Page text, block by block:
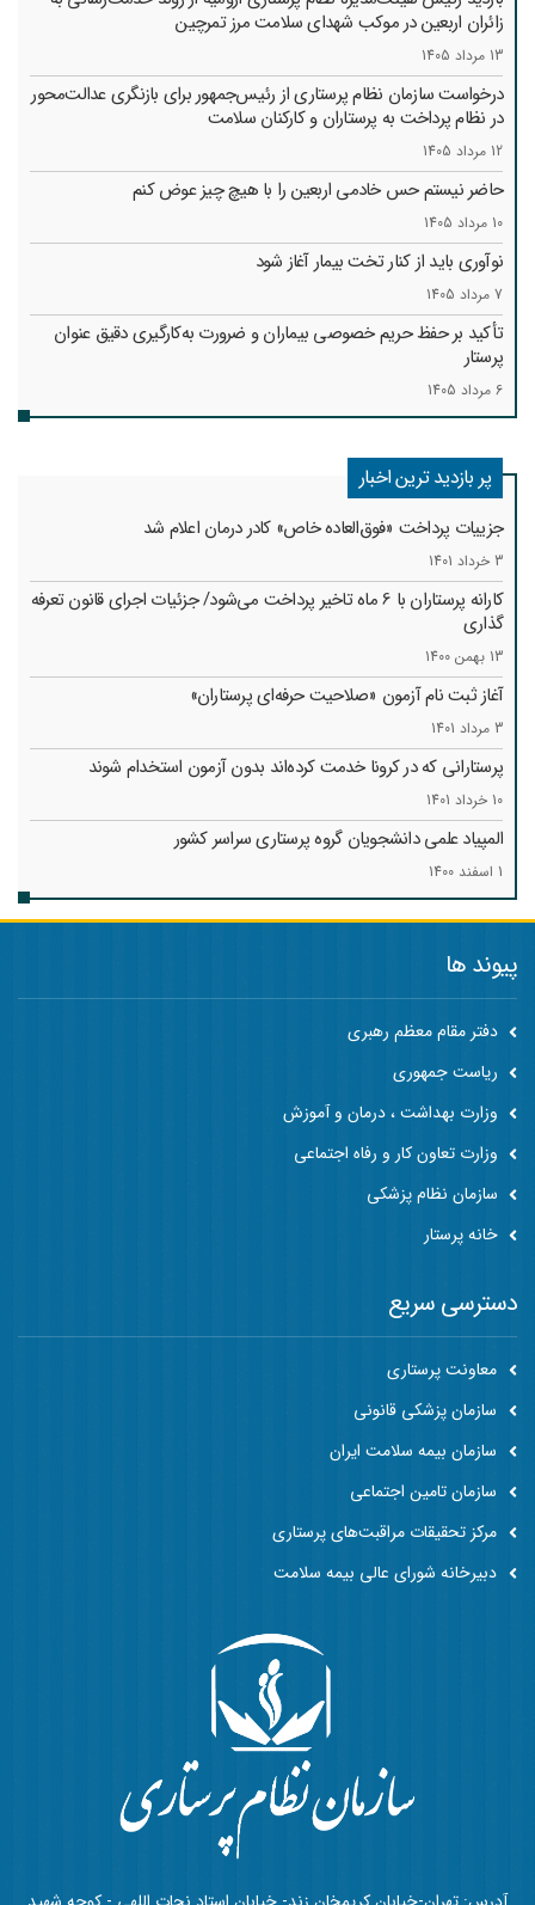
زائران اربعین در موکب شهدای سلامت مرز تمرچین
13 مرداد 1405
درخواست سازمان نظام پرستاری از رئیس‌جمهور برای بازنگری عدالت‌محور
در نظام پرداخت به پرستاران و کارکنان سلامت
12 مرداد 1405
حاضر نیستم حس خادمی اربعین را با هیچ چیز عوض کنم
10 مرداد 1405
نوآوری باید از کنار تخت بیمار آغاز شود
7 مرداد 1405
تأکید بر حفظ حریم خصوصی بیماران و ضرورت به‌کارگیری دقیق عنوان
پرستار
6 مرداد 1405
پر بازدید ترین اخبار
جزییات پرداخت «فوق‌العاده خاص» کادر درمان اعلام شد
3 خرداد 1401
کارانه‌ پرستاران با 6 ماه تاخیر پرداخت می‌شود/ جزئیات اجرای قانون تعرفه
گذاری
13 بهمن 1400
آغاز ثبت نام آزمون «صلاحیت حرفه‌ای پرستاران»
3 مرداد 1401
پرستارانی که در کرونا خدمت کرد‌ه‌اند بدون آزمون استخدام شوند
10 خرداد 1401
المپیاد علمی دانشجویان گروه پرستاری سراسر کشور
1 اسفند 1400
پیوند ها
دفتر مقام معظم رهبری
ریاست جمهوری
وزارت بهداشت ، درمان و آموزش
وزارت تعاون کار و رفاه اجتماعی
سازمان نظام پزشکی
خانه پرستار
دسترسی سریع
معاونت پرستاری
سازمان پزشکی قانونی
سازمان بیمه سلامت ایران
سازمان تامین اجتماعی
مرکز تحقیقات مراقبت‌های پرستاری
دبیرخانه شورای عالی بیمه سلامت